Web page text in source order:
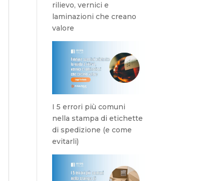
rilievo, vernici e
laminazioni che creano
valore
I 5 errori più comuni
nella stampa di etichette
di spedizione (e come
evitarli)